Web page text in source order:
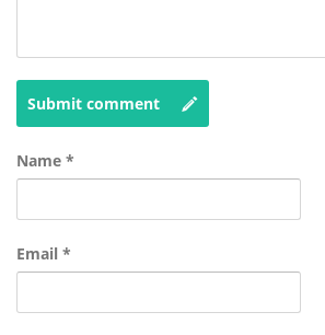
Submit comment
Name *
Email *